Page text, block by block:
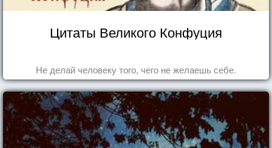
Цитаты Великого Конфуция
Не делай человеку того, чего не желаешь себе.